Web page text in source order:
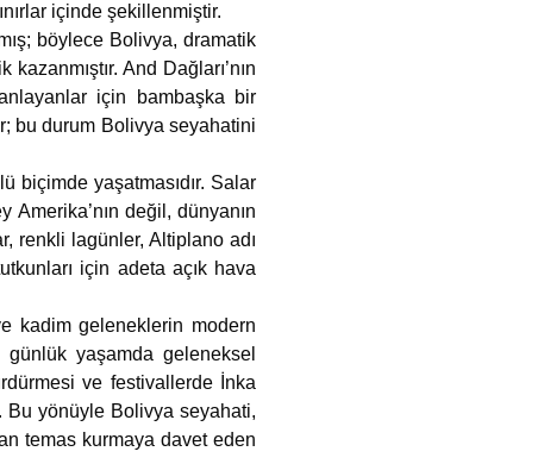
içinde şekillenmiştir.
böylece Bolivya, dramatik
And Dağları’nın
için bambaşka bir
bu durum Bolivya seyahatini
biçimde yaşatmasıdır. Salar
Amerika’nın değil, dünyanın
renkli lagünler, Altiplano adı
için adeta açık hava
kadim geleneklerin modern
yaşamda geleneksel
ve festivallerde İnka
Bu yönüyle Bolivya seyahati,
temas kurmaya davet eden